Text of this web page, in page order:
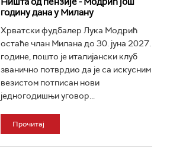
годину дана у Милану
Хрватски фудбалер Лука Модрић
остаће члан Милана до 30. јуна 2027.
године, пошто је италијански клуб
званично потврдио да је са искусним
везистом потписан нови
једногодишњи уговор...
Прочитај